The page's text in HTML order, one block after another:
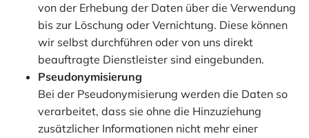
von der Erhebung der Daten über die Verwendung
bis zur Löschung oder Vernichtung. Diese können
wir selbst durchführen oder von uns direkt
beauftragte Dienstleister sind eingebunden.
Pseudonymisierung
Bei der Pseudonymisierung werden die Daten so
verarbeitet, dass sie ohne die Hinzuziehung
zusätzlicher Informationen nicht mehr einer